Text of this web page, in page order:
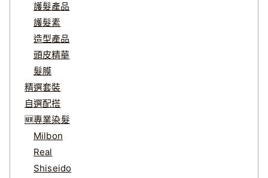
護髮產品
護髮素
造型產品
頭皮精華
髮膜
精選套裝
自選配搭
🆕專業染髮
Milbon
Real
Shiseido